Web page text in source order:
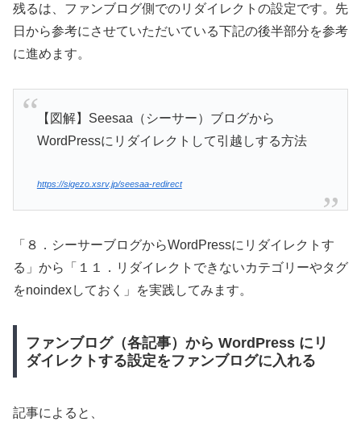
残るは、ファンブログ側でのリダイレクトの設定です。先
日から参考にさせていただいている下記の後半部分を参考
に進めます。
【図解】Seesaa（シーサー）ブログから
WordPressにリダイレクトして引越しする方法
https://sigezo.xsrv.jp/seesaa-redirect
「８．シーサーブログからWordPressにリダイレクトす
る」から「１１．リダイレクトできないカテゴリーやタグ
をnoindexしておく」を実践してみます。
ファンブログ（各記事）から WordPress にリ
ダイレクトする設定をファンブログに入れる
記事によると、